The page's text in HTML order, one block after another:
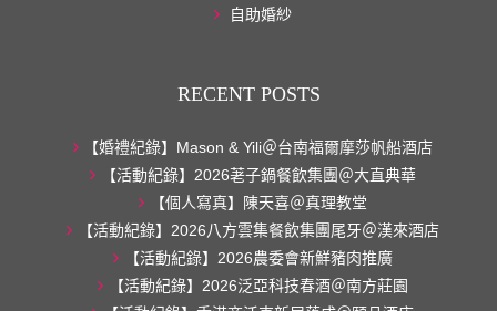
自助婚紗
RECENT POSTS
【婚禮紀錄】Mason & Yili＠台南福爾摩莎帆船酒店
【活動紀錄】2026荖子鍋餐飲集團＠大直典華
【個人寫真】陳天喜＠真理教堂
【活動紀錄】2026八方雲集餐飲集團尾牙＠漢來酒店
【活動紀錄】2026農委會新鮮豬肉推廣
【活動紀錄】2026泛亞科技春酒＠南方莊園